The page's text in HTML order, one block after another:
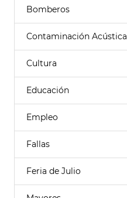
Bomberos
Contaminación Acústica
Cultura
Educación
Empleo
Fallas
Feria de Julio